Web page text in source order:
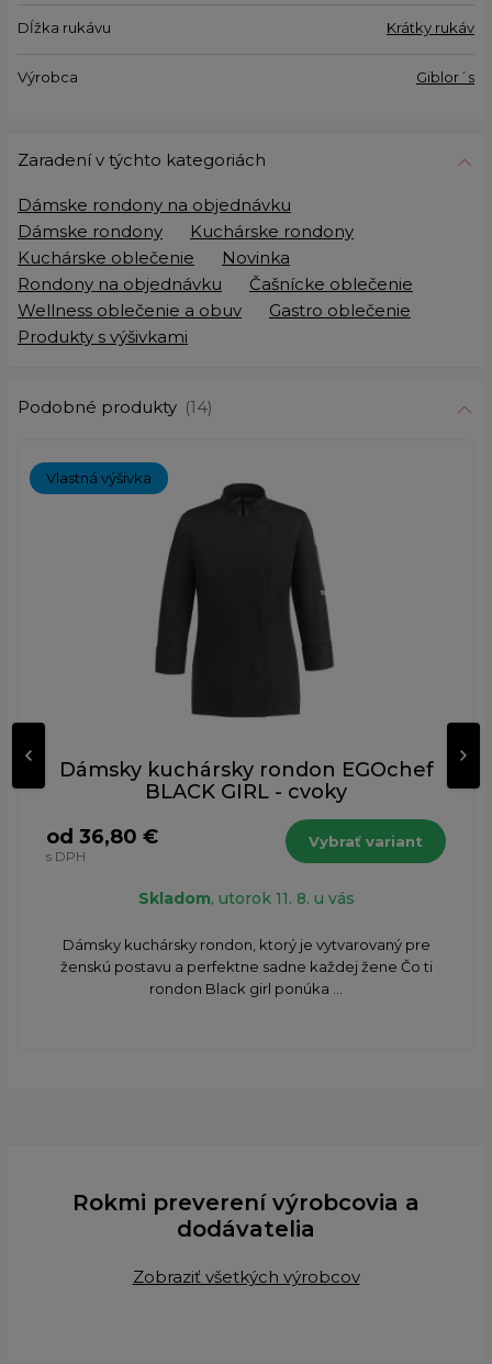
Dĺžka rukávu Krátky rukáv
Výrobca Giblor´s
Zaradení v týchto kategoriách
Dámske rondony na objednávku
Dámske rondony
Kuchárske rondony
Kuchárske oblečenie
Novinka
Rondony na objednávku
Čašnícke oblečenie
Wellness oblečenie a obuv
Gastro oblečenie
Produkty s výšivkami
Podobné produkty (14)
Vlastná výšivka
Dámsky kuchársky rondon EGOchef
BLACK GIRL - cvoky
od 36,80 €
s DPH
Vybrať variant
Skladom, utorok 11. 8. u vás
Dámsky kuchársky rondon, ktorý je vytvarovaný pre
ženskú postavu a perfektne sadne každej žene Čo ti
rondon Black girl ponúka ...
Rokmi preverení výrobcovia a
dodávatelia
Zobraziť všetkých výrobcov